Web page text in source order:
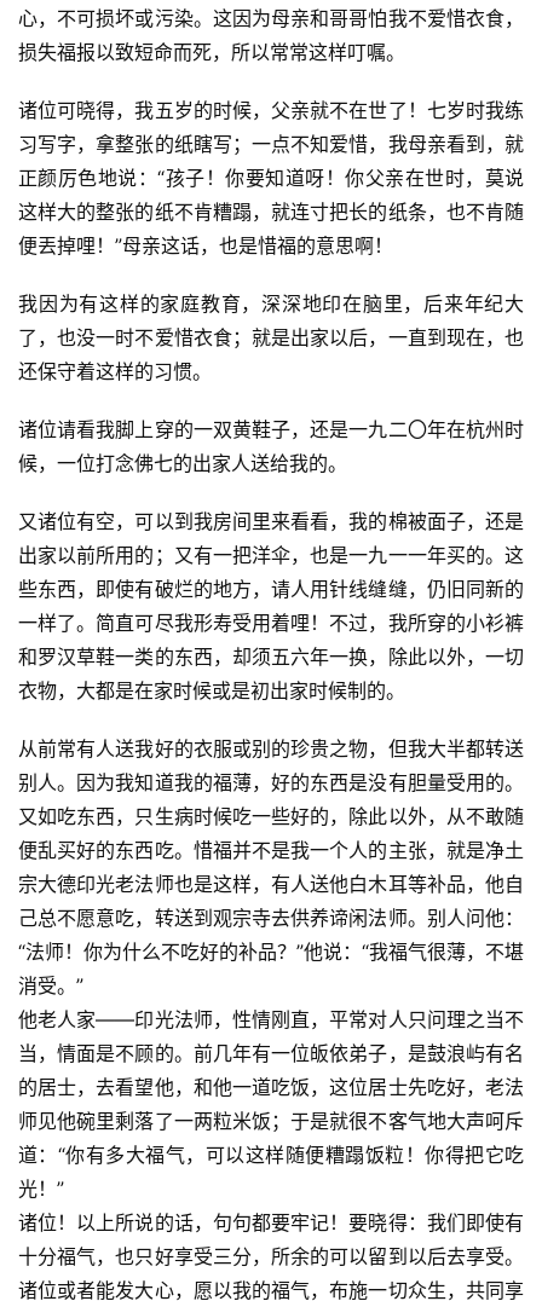
资
讯
八
僧
音
高
僧
访
谈
心
乐
菩
提
专
公
益
慈
心，不可损坏或污染。这因为母亲和哥哥怕我不爱惜衣食，
损失福报以致短命而死，所以常常这样叮嘱。
诸位可晓得，我五岁的时候，父亲就不在世了！七岁时我练
习写字，拿整张的纸瞎写；一点不知爱惜，我母亲看到，就
正颜厉色地说：“孩子！你要知道呀！你父亲在世时，莫说
这样大的整张的纸不肯糟蹋，就连寸把长的纸条，也不肯随
便丟掉哩！”母亲这话，也是惜福的意思啊！
我因为有这样的家庭教育，深深地印在脑里，后来年纪大
了，也没一时不爱惜衣食；就是出家以后，一直到现在，也
还保守着这样的习惯。
诸位请看我脚上穿的一双黄鞋子，还是一九二〇年在杭州时
候，一位打念佛七的出家人送给我的。
又诸位有空，可以到我房间里来看看，我的棉被面子，还是
出家以前所用的；又有一把洋伞，也是一九一一年买的。这
些东西，即使有破烂的地方，请人用针线缝缝，仍旧同新的
一样了。简直可尽我形寿受用着哩！不过，我所穿的小衫裤
和罗汉草鞋一类的东西，却须五六年一换，除此以外，一切
衣物，大都是在家时候或是初出家时候制的。
从前常有人送我好的衣服或别的珍贵之物，但我大半都转送
别人。因为我知道我的福薄，好的东西是没有胆量受用的。
又如吃东西，只生病时候吃一些好的，除此以外，从不敢随
便乱买好的东西吃。惜福并不是我一个人的主张，就是净土
宗大德印光老法师也是这样，有人送他白木耳等补品，他自
己总不愿意吃，转送到观宗寺去供养谛闲法师。别人问他：
“法师！你为什么不吃好的补品？”他说：“我福气很薄，不堪
消受。”
他老人家——印光法师，性情刚直，平常对人只问理之当不
当，情面是不顾的。前几年有一位皈依弟子，是鼓浪屿有名
的居士，去看望他，和他一道吃饭，这位居士先吃好，老法
师见他碗里剩落了一两粒米饭；于是就很不客气地大声呵斥
道：“你有多大福气，可以这样随便糟蹋饭粒！你得把它吃
光！”
诸位！以上所说的话，句句都要牢记！要晓得：我们即使有
十分福气，也只好享受三分，所余的可以留到以后去享受。
诸位或者能发大心，愿以我的福气，布施一切众生，共同享